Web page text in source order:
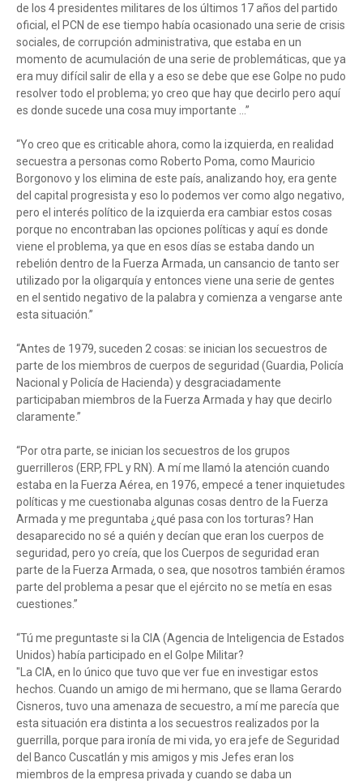
de los 4 presidentes militares de los últimos 17 años del partido
oficial, el PCN de ese tiempo había ocasionado una serie de crisis
sociales, de corrupción administrativa, que estaba en un
momento de acumulación de una serie de problemáticas, que ya
era muy difícil salir de ella y a eso se debe que ese Golpe no pudo
resolver todo el problema; yo creo que hay que decirlo pero aquí
es donde sucede una cosa muy importante ...”
“Yo creo que es criticable ahora, como la izquierda, en realidad
secuestra a personas como Roberto Poma, como Mauricio
Borgonovo y los elimina de este país, analizando hoy, era gente
del capital progresista y eso lo podemos ver como algo negativo,
pero el interés político de la izquierda era cambiar estos cosas
porque no encontraban las opciones políticas y aquí es donde
viene el problema, ya que en esos días se estaba dando un
rebelión dentro de la Fuerza Armada, un cansancio de tanto ser
utilizado por la oligarquía y entonces viene una serie de gentes
en el sentido negativo de la palabra y comienza a vengarse ante
esta situación.”
“Antes de 1979, suceden 2 cosas: se inician los secuestros de
parte de los miembros de cuerpos de seguridad (Guardia, Policía
Nacional y Policía de Hacienda) y desgraciadamente
participaban miembros de la Fuerza Armada y hay que decirlo
claramente.”
“Por otra parte, se inician los secuestros de los grupos
guerrilleros (ERP, FPL y RN). A mí me llamó la atención cuando
estaba en la Fuerza Aérea, en 1976, empecé a tener inquietudes
políticas y me cuestionaba algunas cosas dentro de la Fuerza
Armada y me preguntaba ¿qué pasa con los torturas? Han
desaparecido no sé a quién y decían que eran los cuerpos de
seguridad, pero yo creía, que los Cuerpos de seguridad eran
parte de la Fuerza Armada, o sea, que nosotros también éramos
parte del problema a pesar que el ejército no se metía en esas
cuestiones.”
“Tú me preguntaste si la CIA (Agencia de Inteligencia de Estados
Unidos) había participado en el Golpe Militar?
"La CIA, en lo único que tuvo que ver fue en investigar estos
hechos. Cuando un amigo de mi hermano, que se llama Gerardo
Cisneros, tuvo una amenaza de secuestro, a mí me parecía que
esta situación era distinta a los secuestros realizados por la
guerrilla, porque para ironía de mi vida, yo era jefe de Seguridad
del Banco Cuscatlán y mis amigos y mis Jefes eran los
miembros de la empresa privada y cuando se daba un